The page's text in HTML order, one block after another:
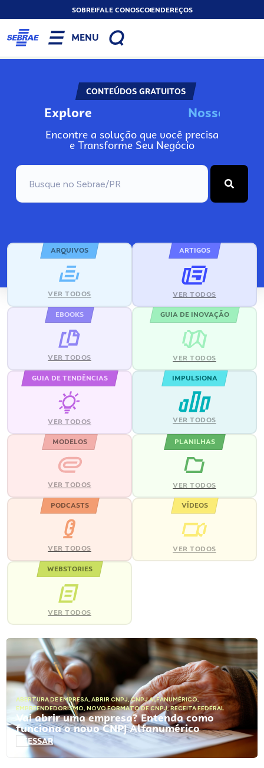
SOBREFALE CONOSCOENDEREÇOS
MENU
CONTEÚDOS GRATUITOS
Explore Nosso
Encontre a solução que você precisa
e Transforme Seu Negócio
ARQUIVOS
VER TODOS
ARTIGOS
VER TODOS
EBOOKS
VER TODOS
GUIA DE INOVAÇÃO
VER TODOS
GUIA DE TENDÊNCIAS
VER TODOS
IMPULSIONA
VER TODOS
MODELOS
VER TODOS
PLANILHAS
VER TODOS
PODCASTS
VER TODOS
VÍDEOS
VER TODOS
WEBSTORIES
VER TODOS
ABERTURA DE EMPRESA, ABRIR CNPJ,CNPJ ALFANUMÉRICO,
EMPREENDEDORISMO, NOVO FORMATO DE CNPJ,RECEITA FEDERAL
Vai abrir uma empresa? Entenda como
funciona o novo CNPJ Alfanumérico
ACESSAR